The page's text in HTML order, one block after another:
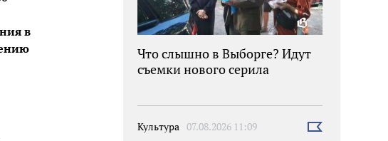
в
Что слышно в Выборге? Идут
съемки нового серила
Культура 07.08.2026 11:09
Выбрать